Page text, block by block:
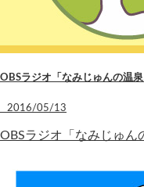
OBSラジオ「なみじゅんの温
2016/05/13
OBSラジオ「なみじゅ